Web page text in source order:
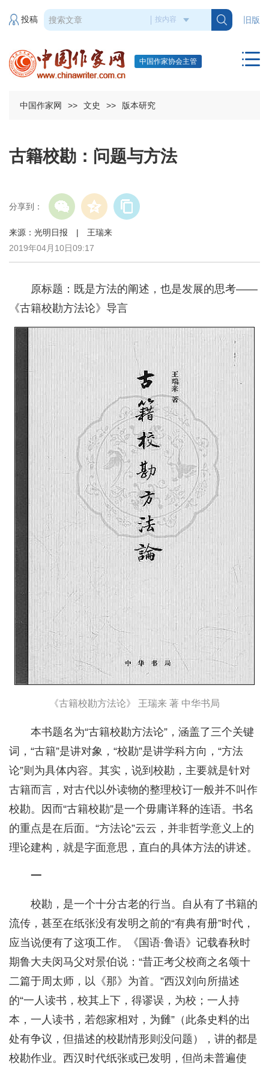
旧版
投稿
中国作家协会主管
中国作家网 >> 文史 >> 版本研究
古籍校勘：问题与方法
分享到：
来源：光明日报 | 王瑞来
2019年04月10日09:17
原标题：既是方法的阐述，也是发展的思考——
《古籍校勘方法论》导言
《古籍校勘方法论》 王瑞来 著 中华书局
本书题名为“古籍校勘方法论”，涵盖了三个关键
词，“古籍”是讲对象，“校勘”是讲学科方向，“方法
论”则为具体内容。其实，说到校勘，主要就是针对
古籍而言，对古代以外读物的整理校订一般并不叫作
校勘。因而“古籍校勘”是一个毋庸详释的连语。书名
的重点是在后面。“方法论”云云，并非哲学意义上的
理论建构，就是字面意思，直白的具体方法的讲述。
一
校勘，是一个十分古老的行当。自从有了书籍的
流传，甚至在纸张没有发明之前的“有典有册”时代，
应当说便有了这项工作。《国语·鲁语》记载春秋时
期鲁大夫闵马父对景伯说：“昔正考父校商之名颂十
二篇于周太师，以《那》为首。”西汉刘向所描述
的“一人读书，校其上下，得谬误，为校；一人持
本，一人读书，若怨家相对，为雠”（此条史料的出
处有争议，但描述的校勘情形则没问题），讲的都是
校勘作业。西汉时代纸张或已发明，但尚未普遍使